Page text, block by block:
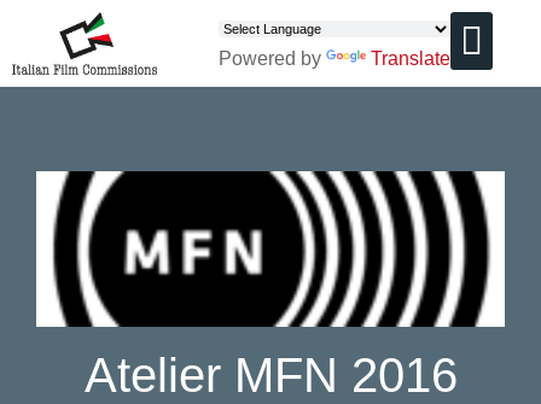
Powered by Translate
Atelier MFN 2016